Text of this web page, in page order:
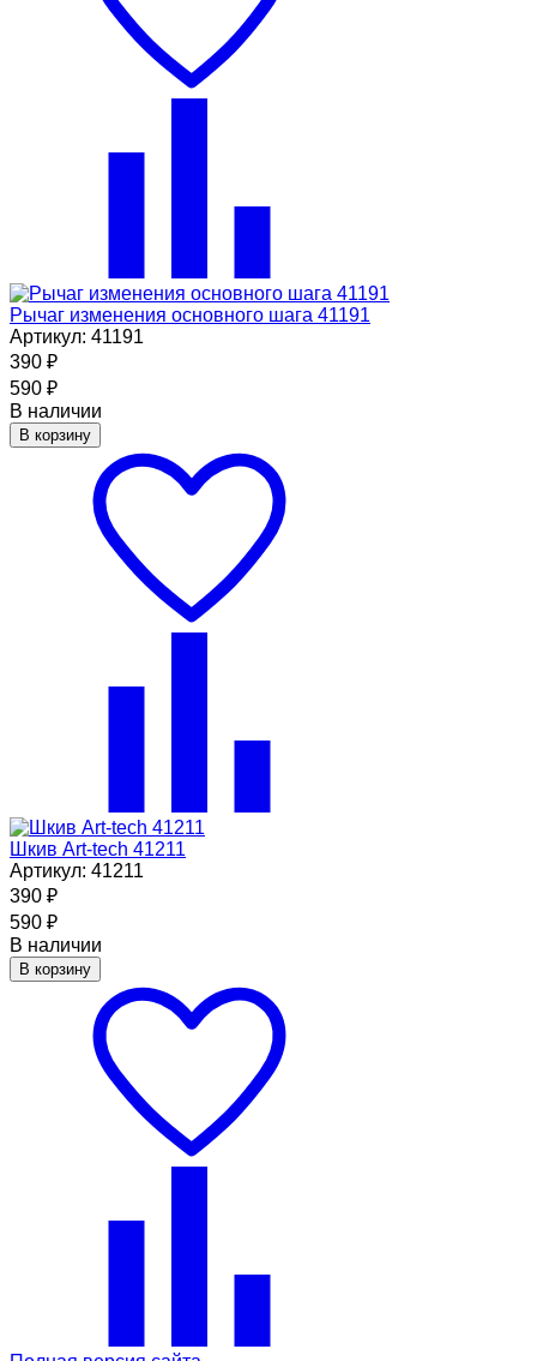
Рычаг изменения основного шага 41191
Артикул: 41191
390 ₽
590 ₽
В наличии
В корзину
Шкив Art-tech 41211
Артикул: 41211
390 ₽
590 ₽
В наличии
В корзину